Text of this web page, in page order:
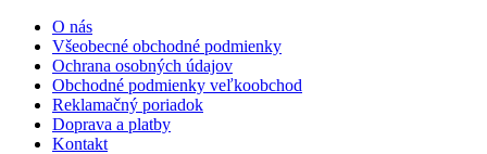
O nás
Všeobecné obchodné podmienky
Ochrana osobných údajov
Obchodné podmienky veľkoobchod
Reklamačný poriadok
Doprava a platby
Kontakt